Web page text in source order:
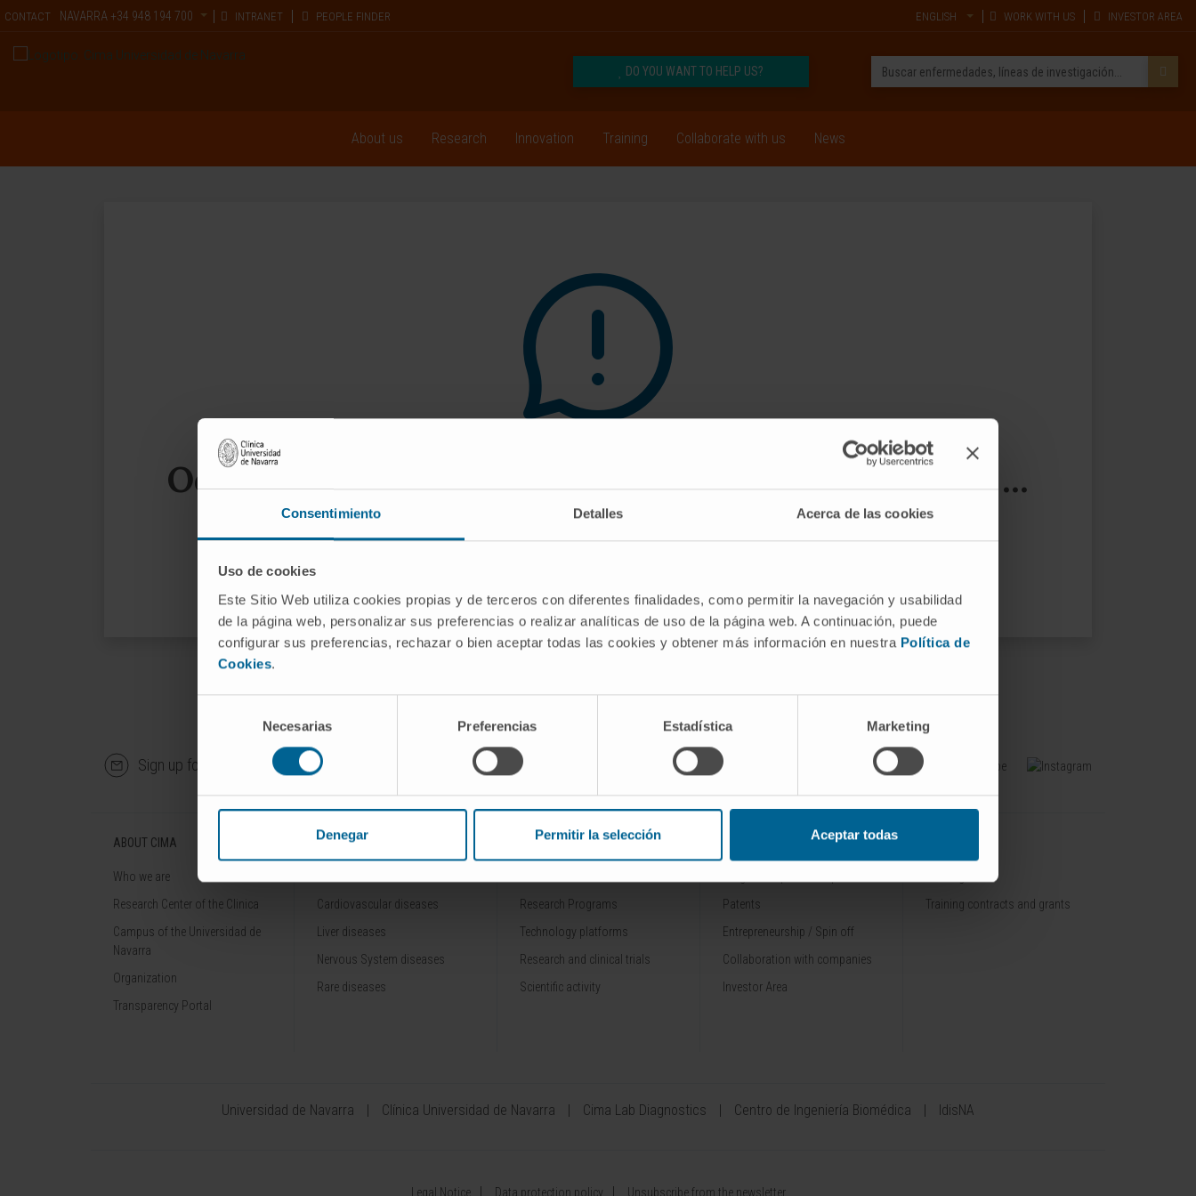
Consentimiento Detalles Acerca de las cookies
Uso de cookies
Este Sitio Web utiliza cookies propias y de terceros con diferentes finalidades, como permitir la navegación y usabilidad
de la página web, personalizar sus preferencias o realizar analíticas de uso de la página web. A continuación, puede
configurar sus preferencias, rechazar o bien aceptar todas las cookies y obtener más información en nuestra Política de
Cookies.
consentimiento
Necesarias Preferencias Estadística Marketing
Denegar Permitir la selección Aceptar todas
CONTACT NAVARRA +34 948 194 700 INTRANET PEOPLE FINDER ENGLISH WORK WITH US INVESTOR AREA
DO YOU WANT TO HELP US?
About us Research Innovation Training Collaborate with us News
Oops, the page you are looking for does not exist ...
Sign up for our newsletter Follow us
ABOUT CIMA
Who we are
Research Center of the Clinica
Campus of the Universidad de
Navarra
Organization
Transparency Portal
DISEASES
Cardiovascular diseases
Liver diseases
Nervous System diseases
Rare diseases
RESEARCH
Research Programs
Technology platforms
Research and clinical trials
Scientific activity
Patents
Entrepreneurship / Spin off
Collaboration with companies
Investor Area
Training contracts and grants
Universidad de Navarra Clínica Universidad de Navarra Cima Lab Diagnostics Centro de Ingeniería Biomédica IdisNA
Legal Notice Data protection policy Unsubscribe from the newsletter